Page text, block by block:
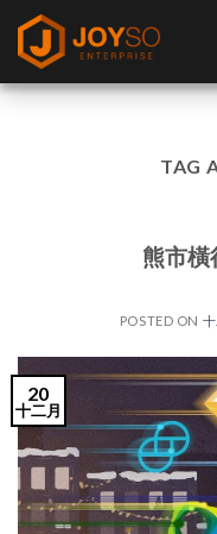
Skip
content
TAG
熊市橫
POSTED ON
20
十二月